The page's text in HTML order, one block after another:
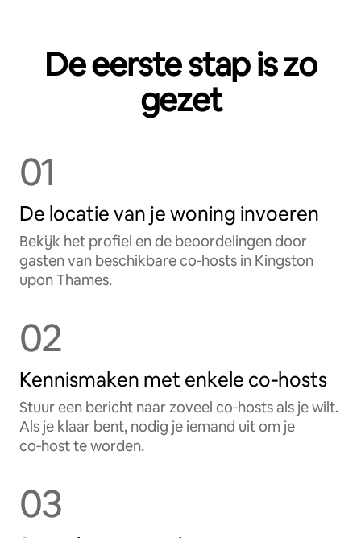
De eerste stap is zo
gezet
01
De locatie van je woning invoeren
Bekijk het profiel en de beoordelingen door
gasten van beschikbare co‑hosts in Kingston
upon Thames.
02
Kennismaken met enkele co‑hosts
Stuur een bericht naar zoveel co‑hosts als je wilt.
Als je klaar bent, nodig je iemand uit om je
co‑host te worden.
03